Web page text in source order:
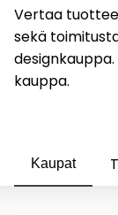
Vertaa
sekä
kauppa.
Kaupat